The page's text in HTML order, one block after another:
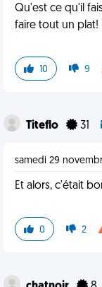
Qu'est ce qu'il
faire tout un plat!
10 9
Titeflo 31
samedi 29
Et alors, c'était
0 2